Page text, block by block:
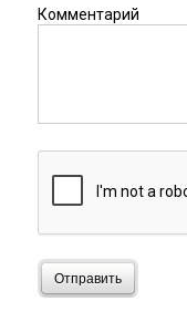
Комментарий
Отправить